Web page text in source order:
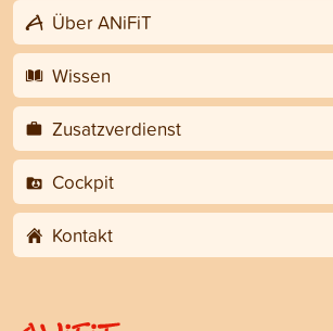
Über ANiFiT
Wissen
Zusatzverdienst
Cockpit
Kontakt